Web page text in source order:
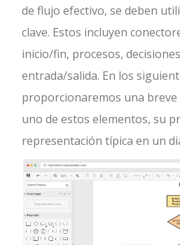
de flujo efectivo, se deben
clave. Estos incluyen
inicio/fin, procesos,
entrada/salida. En los
proporcionaremos una breve
uno de estos elementos, su
representación típica en un